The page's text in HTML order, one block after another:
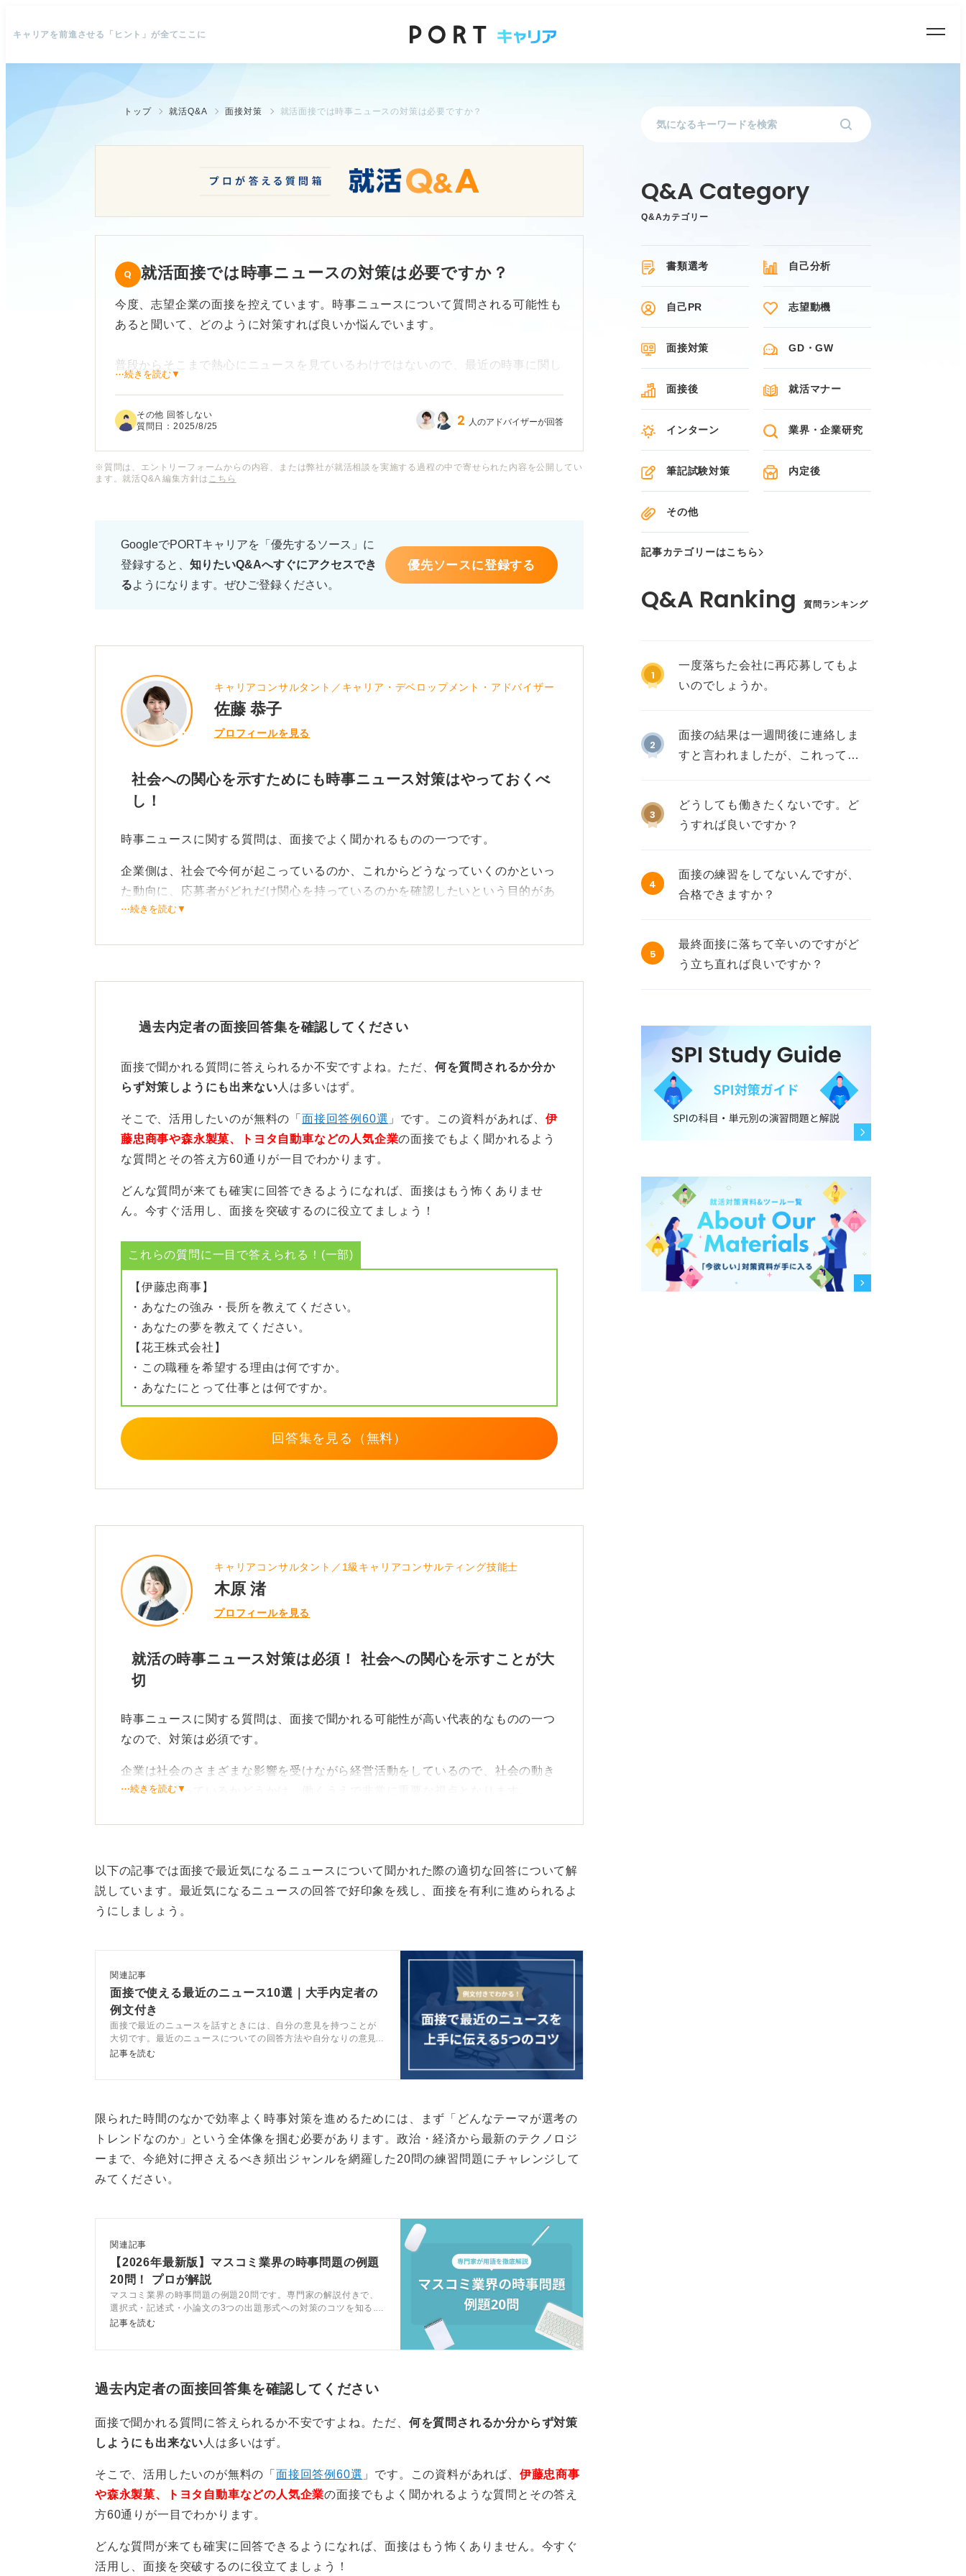
キャリアを前進させる「ヒント」が全てここに
トップ 就活Q&A 面接対策 就活面接では時事ニュースの対策は必要ですか？
就活面接では時事ニュースの対策は必要ですか？
今度、志望企業の面接を控えています。時事ニュースについて質問される可能性も
あると聞いて、どのように対策すれば良いか悩んでいます。
普段からそこまで熱心にニュースを見ているわけではないので、最近の時事に関し
付け焼刃の知識で話しても見抜かれてしまいそうで、何をどこまで準備すれば良い
そもそも時事ニュースに関する質問について何か対策しておくべきか、対策すると
また、面接官が時事ニュースの質問をする場合は、何を評価したいのでしょうか？
答え方のポイントなどについてもアドバイスいただけると助かります。
⋯続きを読む▼
その他 回答しない
質問日：2025/8/25 2 人のアドバイザーが回答
※質問は、エントリーフォームからの内容、または弊社が就活相談を実施する過程の中で寄せられた内容を公開してい
ます。就活Q&A 編集方針は こちら
GoogleでPORTキャリアを「優先するソース」に
登録すると、 知りたいQ&Aへすぐにアクセスでき
るようになります。ぜひご登録ください。
優先ソースに登録する
キャリアコンサルタント／キャリア・デベロップメント・アドバイザー
佐藤 恭子
プロフィールを見る
社会への関心を示すためにも時事ニュース対策はやっておくべ
し！
時事ニュースに関する質問は、面接でよく聞かれるものの一つです。
企業側は、社会で今何が起こっているのか、これからどうなっていくのかといっ
た動向に、応募者がどれだけ関心を持っているのかを確認したいという目的があ
ります。
また、その時事ニュースについてどう考えているのかを質問することで、応募者
自分の言葉で考えを語れるテーマを準備しよう
月くらいの出来事のなかから、自身の意見を述べられるテーマをいくつか準備し
ておきましょう。
をおすすめします。
考える」という自分なりの視点や考えを語れるようにしておくことが大切です
よ。
⋯続きを読む▼
過去内定者の面接回答集を確認してください
面接で聞かれる質問に答えられるか不安ですよね。ただ、 何を質問されるか分か
らず対策しようにも出来ない 人は多いはず。
そこで、活用したいのが無料の「 面接回答例60選 」です。この資料があれば、 伊
藤忠商事や森永製菓、トヨタ自動車などの人気企業の面接でもよく聞かれるよう
な質問とその答え方60通りが一目でわかります。
どんな質問が来ても確実に回答できるようになれば、面接はもう怖くありませ
ん。今すぐ活用し、面接を突破するのに役立てましょう！
これらの質問に一目で答えられる！(一部)
【伊藤忠商事】
・あなたの強み・長所を教えてください。
・あなたの夢を教えてください。
【花王株式会社】
・この職種を希望する理由は何ですか。
・あなたにとって仕事とは何ですか。
回答集を見る（無料）
キャリアコンサルタント／1級キャリアコンサルティング技能士
木原 渚
プロフィールを見る
就活の時事ニュース対策は必須！ 社会への関心を示すことが大
切
時事ニュースに関する質問は、面接で聞かれる可能性が高い代表的なものの一つ
なので、対策は必須です。
企業は社会のさまざまな影響を受けながら経営活動をしているので、社会の動き
に関心を持っているかどうかは、働くうえで非常に重要な視点となります。
特に自分の志望する業界に関わるニュースは必ず押さえておきましょう。
日々の積み重ねが鍵！ ニュースに対する自分の意見をまとめておこ
う
対策としては、日頃からニュースアプリやWebサイトなどで、世の中の動きをチ
ェックする習慣を付けておきましょう。
そして、ただニュースを知っているだけでなく、「そのニュースについて自分は
どう考えるか」「自分ならどう貢献できるか」といった、自分なりの意見まで述
0
⋯続きを読む▼
以下の記事では面接で最近気になるニュースについて聞かれた際の適切な回答について解
説しています。最近気になるニュースの回答で好印象を残し、面接を有利に進められるよ
うにしましょう。
関連記事
面接で使える最近のニュース10選｜大手内定者の
例文付き
面接で最近のニュースを話すときには、自分の意見を持つことが
大切です。最近のニュースについての回答方法や自分なりの意見
を持つためのコツなどをキャリアコンサルタントが解説します。
記事を読む
限られた時間のなかで効率よく時事対策を進めるためには、まず「どんなテーマが選考の
トレンドなのか」という全体像を掴む必要があります。政治・経済から最新のテクノロジ
ーまで、今絶対に押さえるべき頻出ジャンルを網羅した20問の練習問題にチャレンジして
みてください。
関連記事
【2026年最新版】マスコミ業界の時事問題の例題
20問！ プロが解説
マスコミ業界の時事問題の例題20問です。専門家の解説付きで、
選択式・記述式・小論文の3つの出題形式への対策のコツを知るこ
とができます。また、政治・経済・スポーツ・エンタメなど幅広
記事を読む
過去内定者の面接回答集を確認してください
面接で聞かれる質問に答えられるか不安ですよね。ただ、 何を質問されるか分からず対策
しようにも出来ない 人は多いはず。
そこで、活用したいのが無料の「 面接回答例60選 」です。この資料があれば、 伊藤忠商事
や森永製菓、トヨタ自動車などの人気企業の面接でもよく聞かれるような質問とその答え
方60通りが一目でわかります。
どんな質問が来ても確実に回答できるようになれば、面接はもう怖くありません。今すぐ
活用し、面接を突破するのに役立てましょう！
Q&Aカテゴリー
書類選考 自己分析
自己PR 志望動機
面接対策 GD・GW
面接後 就活マナー
インターン 業界・企業研究
筆記試験対策 内定後
その他
記事カテゴリーはこちら
質問ランキング
1
一度落ちた会社に再応募してもよ
いのでしょうか。
2
面接の結果は一週間後に連絡しま
すと言われましたが、これって不
3
どうしても働きたくないです。ど
うすれば良いですか？
4
面接の練習をしてないんですが、
合格できますか？
5
最終面接に落ちて辛いのですがど
う立ち直れば良いですか？